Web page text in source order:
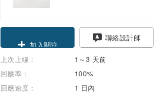
加入關注
聯絡設計師
上次上線：
1～3 天前
回應率：
100%
回應速度：
1 日內